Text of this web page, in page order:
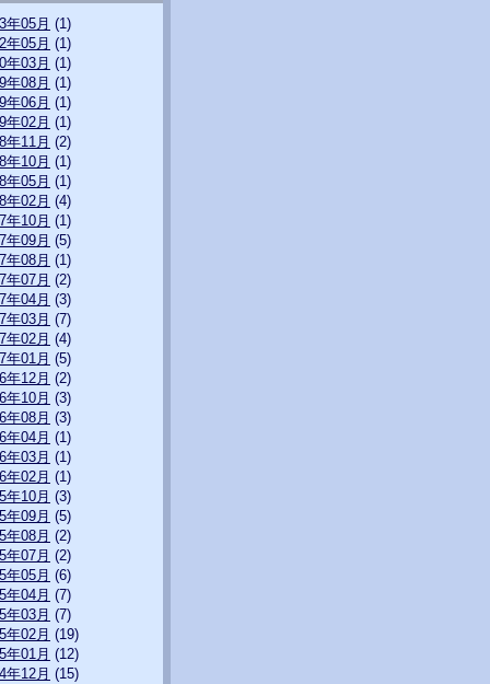
年05月 (1)
年05月 (1)
年03月 (1)
年08月 (1)
年06月 (1)
年02月 (1)
年11月 (2)
年10月 (1)
年05月 (1)
年02月 (4)
年10月 (1)
年09月 (5)
年08月 (1)
年07月 (2)
年04月 (3)
年03月 (7)
年02月 (4)
年01月 (5)
年12月 (2)
年10月 (3)
年08月 (3)
年04月 (1)
年03月 (1)
年02月 (1)
年10月 (3)
年09月 (5)
年08月 (2)
年07月 (2)
年05月 (6)
年04月 (7)
年03月 (7)
年02月 (19)
年01月 (12)
年12月 (15)